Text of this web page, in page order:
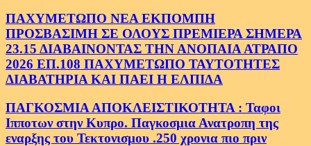
ΠΑΧΥΜΕΤΩΠΟ ΝΕΑ ΕΚΠΟΜΠΗ
ΠΡΟΣΒΑΣΙΜΗ ΣΕ ΟΛΟΥΣ ΠΡΕΜΙΕΡΑ ΣΗΜΕΡΑ
23.15 ΔΙΑΒΑΙΝΟΝΤΑΣ ΤΗΝ ΑΝΟΠΑΙΑ ΑΤΡΑΠΟ
2026 ΕΠ.108 ΠΑΧΥΜΕΤΩΠΟ ΤΑΥΤΟΤΗΤΕΣ
ΔΙΑΒΑΤΗΡΙΑ ΚΑΙ ΠΑΕΙ Η ΕΛΠΙΔΑ
ΠΑΓΚΟΣΜΙΑ ΑΠΟΚΛΕΙΣΤΙΚΟΤΗΤΑ : Ταφοι
Ιπποτων στην Κυπρο. Παγκοσμια Ανατροπη της
εναρξης του Τεκτονισμου .250 χρονια πιο πριν